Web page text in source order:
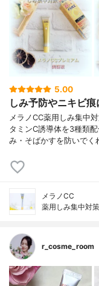
5.00
しみ予防やニキビ痕
メラノCC薬用しみ集中
タミンC誘導体を3種類
み・そばかすを防いでく
メラノCC
薬用しみ集中対
r_cosme_room